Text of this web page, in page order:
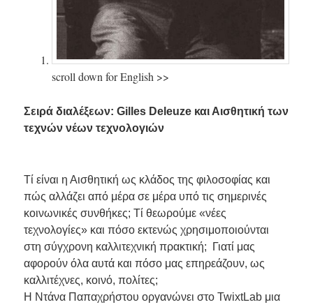
scroll down for English >>
Σειρά διαλέξεων: Gilles Deleuze και Αισθητική των
τεχνών νέων τεχνολογιών
Τί είναι η Αισθητική ως κλάδος της φιλοσοφίας και
πώς αλλάζει από μέρα σε μέρα υπό τις σημερινές
κοινωνικές συνθήκες; Τί θεωρούμε «νέες
τεχνολογίες» και πόσο εκτενώς χρησιμοποιούνται
στη σύγχρονη καλλιτεχνική πρακτική; Γιατί μας
αφορούν όλα αυτά και πόσο μας επηρεάζουν, ως
καλλιτέχνες, κοινό, πολίτες;
Η Ντάνα Παπαχρήστου οργανώνει στο TwixtLab μια